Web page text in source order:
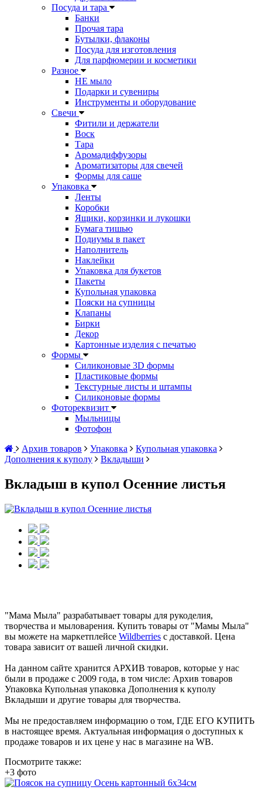
Посуда и тара
Банки
Прочая тара
Бутылки, флаконы
Посуда для изготовления
Для парфюмерии и косметики
Разное
НЕ мыло
Подарки и сувениры
Инструменты и оборудование
Свечи
Фитили и держатели
Воск
Тара
Аромадиффузоры
Ароматизаторы для свечей
Формы для саше
Упаковка
Ленты
Коробки
Ящики, корзинки и лукошки
Бумага тишью
Подиумы в пакет
Наполнитель
Наклейки
Упаковка для букетов
Пакеты
Купольная упаковка
Пояски на супницы
Клапаны
Бирки
Декор
Картонные изделия с печатью
Формы
Силиконовые 3D формы
Пластиковые формы
Текстурные листы и штампы
Силиконовые формы
Фотореквизит
Мыльницы
Фотофон
Архив товаров
Упаковка
Купольная упаковка
Дополнения к куполу
Вкладыши
Вкладыш в купол Осенние листья
"Мама Мыла" разрабатывает товары для рукоделия,
творчества и мыловарения. Купить товары от "Мамы Мыла"
вы можете на маркетплейсе Wildberries с доставкой. Цена
товара зависит от вашей личной скидки.
На данном сайте хранится АРХИВ товаров, которые у нас
были в продаже с 2009 года, в том числе: Архив товаров
Упаковка Купольная упаковка Дополнения к куполу
Вкладыши и другие товары для творчества.
Мы не предоставляем информацию о том, ГДЕ ЕГО КУПИТЬ
в настоящее время. Актуальная информация о доступных к
продаже товаров и их цене у нас в магазине на WB.
Посмотрите также:
+3 фото